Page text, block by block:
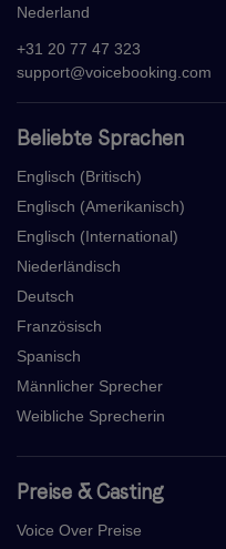
Beliebte Sprachen
Englisch (Britisch)
Englisch (Amerikanisch)
Englisch (International)
Niederländisch
Deutsch
Französisch
Spanisch
Männlicher Sprecher
Weibliche Sprecherin
Preise & Casting
Voice Over Preise
Nederland
+31 20 77 47 323
support@voicebooking.com